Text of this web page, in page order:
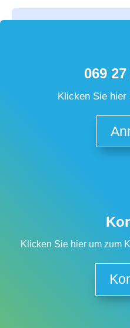
069
Klicken Sie hier
Klicken Sie hier um zum